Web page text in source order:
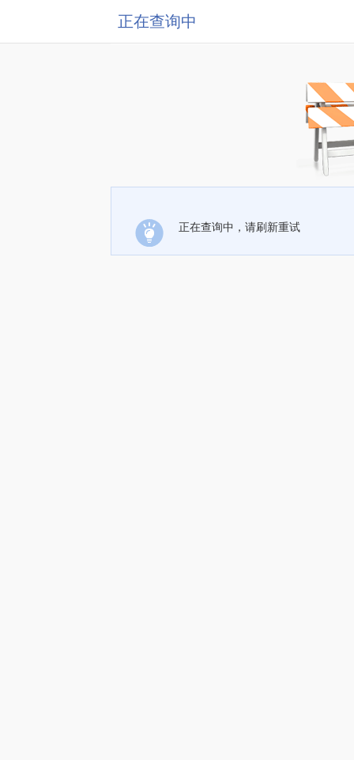
正在查询中
正在查询中，请刷新重试